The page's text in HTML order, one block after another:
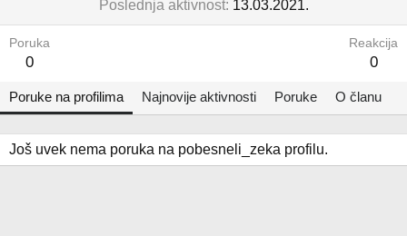
Poslednja aktivnost 13.03.2021.
Poruka
0
Reakcija
0
Poruke na profilima Najnovije aktivnosti Poruke O članu
Još uvek nema poruka na pobesneli_zeka profilu.